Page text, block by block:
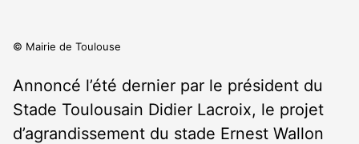
© Mairie de Toulouse
Annoncé l’été dernier par le président du
Stade Toulousain Didier Lacroix, le projet
d’agrandissement du stade Ernest Wallon